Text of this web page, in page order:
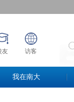
友 访客
我在南大